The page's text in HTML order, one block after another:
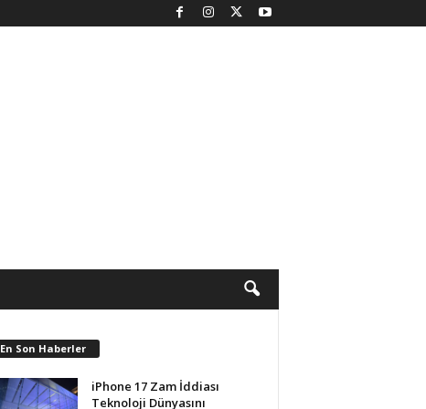
En Son Haberler
iPhone 17 Zam İddiası
Teknoloji Dünyasını